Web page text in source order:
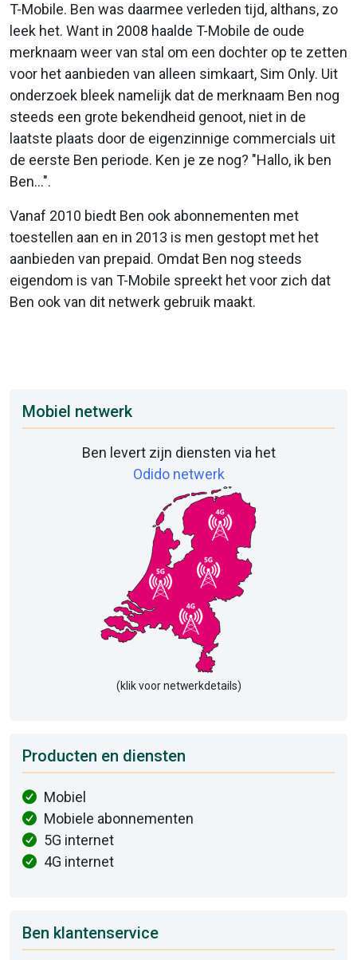
T-Mobile. Ben was daarmee verleden tijd, althans, zo
leek het. Want in 2008 haalde T-Mobile de oude
merknaam weer van stal om een dochter op te zetten
voor het aanbieden van alleen simkaart, Sim Only. Uit
onderzoek bleek namelijk dat de merknaam Ben nog
steeds een grote bekendheid genoot, niet in de
laatste plaats door de eigenzinnige commercials uit
de eerste Ben periode. Ken je ze nog? "Hallo, ik ben
Ben...".
Vanaf 2010 biedt Ben ook abonnementen met
toestellen aan en in 2013 is men gestopt met het
aanbieden van prepaid. Omdat Ben nog steeds
eigendom is van T-Mobile spreekt het voor zich dat
Ben ook van dit netwerk gebruik maakt.
Mobiel netwerk
Ben levert zijn diensten via het
Odido netwerk
(klik voor netwerkdetails)
Producten en diensten
Mobiel
Mobiele abonnementen
5G internet
4G internet
Ben klantenservice